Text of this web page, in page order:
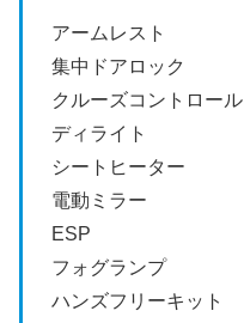
アームレスト
集中ドアロック
クルーズコントロール
ディライト
シートヒーター
電動ミラー
ESP
フォグランプ
ハンズフリーキット